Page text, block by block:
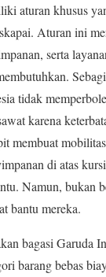
aturan khusus
Aturan ini
serta
tidak
karena
membuat
di atas
Namun, bukan
bantu mereka.
bagasi Garuda
barang bebas